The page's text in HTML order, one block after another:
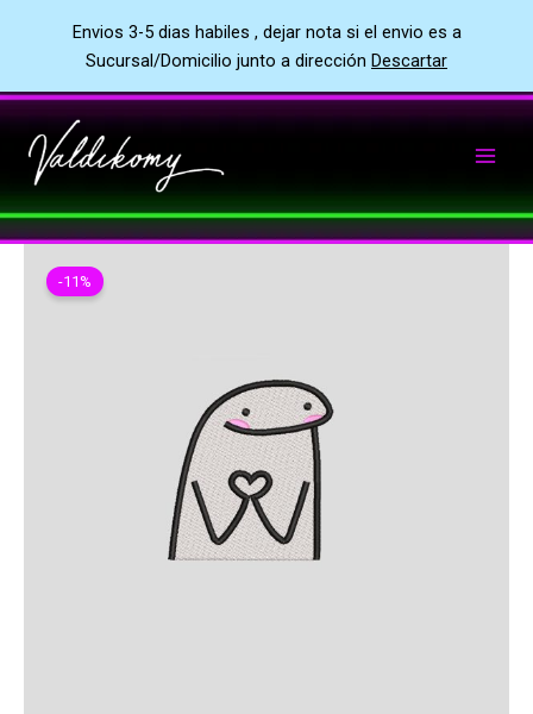
Envios 3-5 dias habiles , dejar nota si el envio es a
Sucursal/Domicilio junto a dirección Descartar
al
contenido
-11%